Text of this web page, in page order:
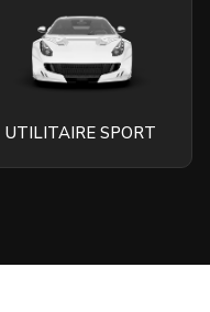
UTILITAIRE SPORT